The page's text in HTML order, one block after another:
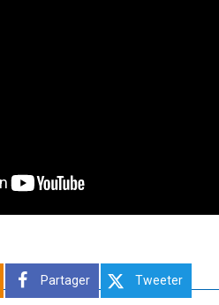
Partager Tweeter